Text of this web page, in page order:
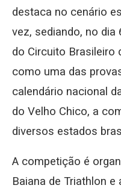
destaca no cenário
vez, sediando, no dia
do Circuito Brasileiro
como uma das
calendário nacional
do Velho Chico, a
diversos estados
A competição é
Baiana de Triathlon e